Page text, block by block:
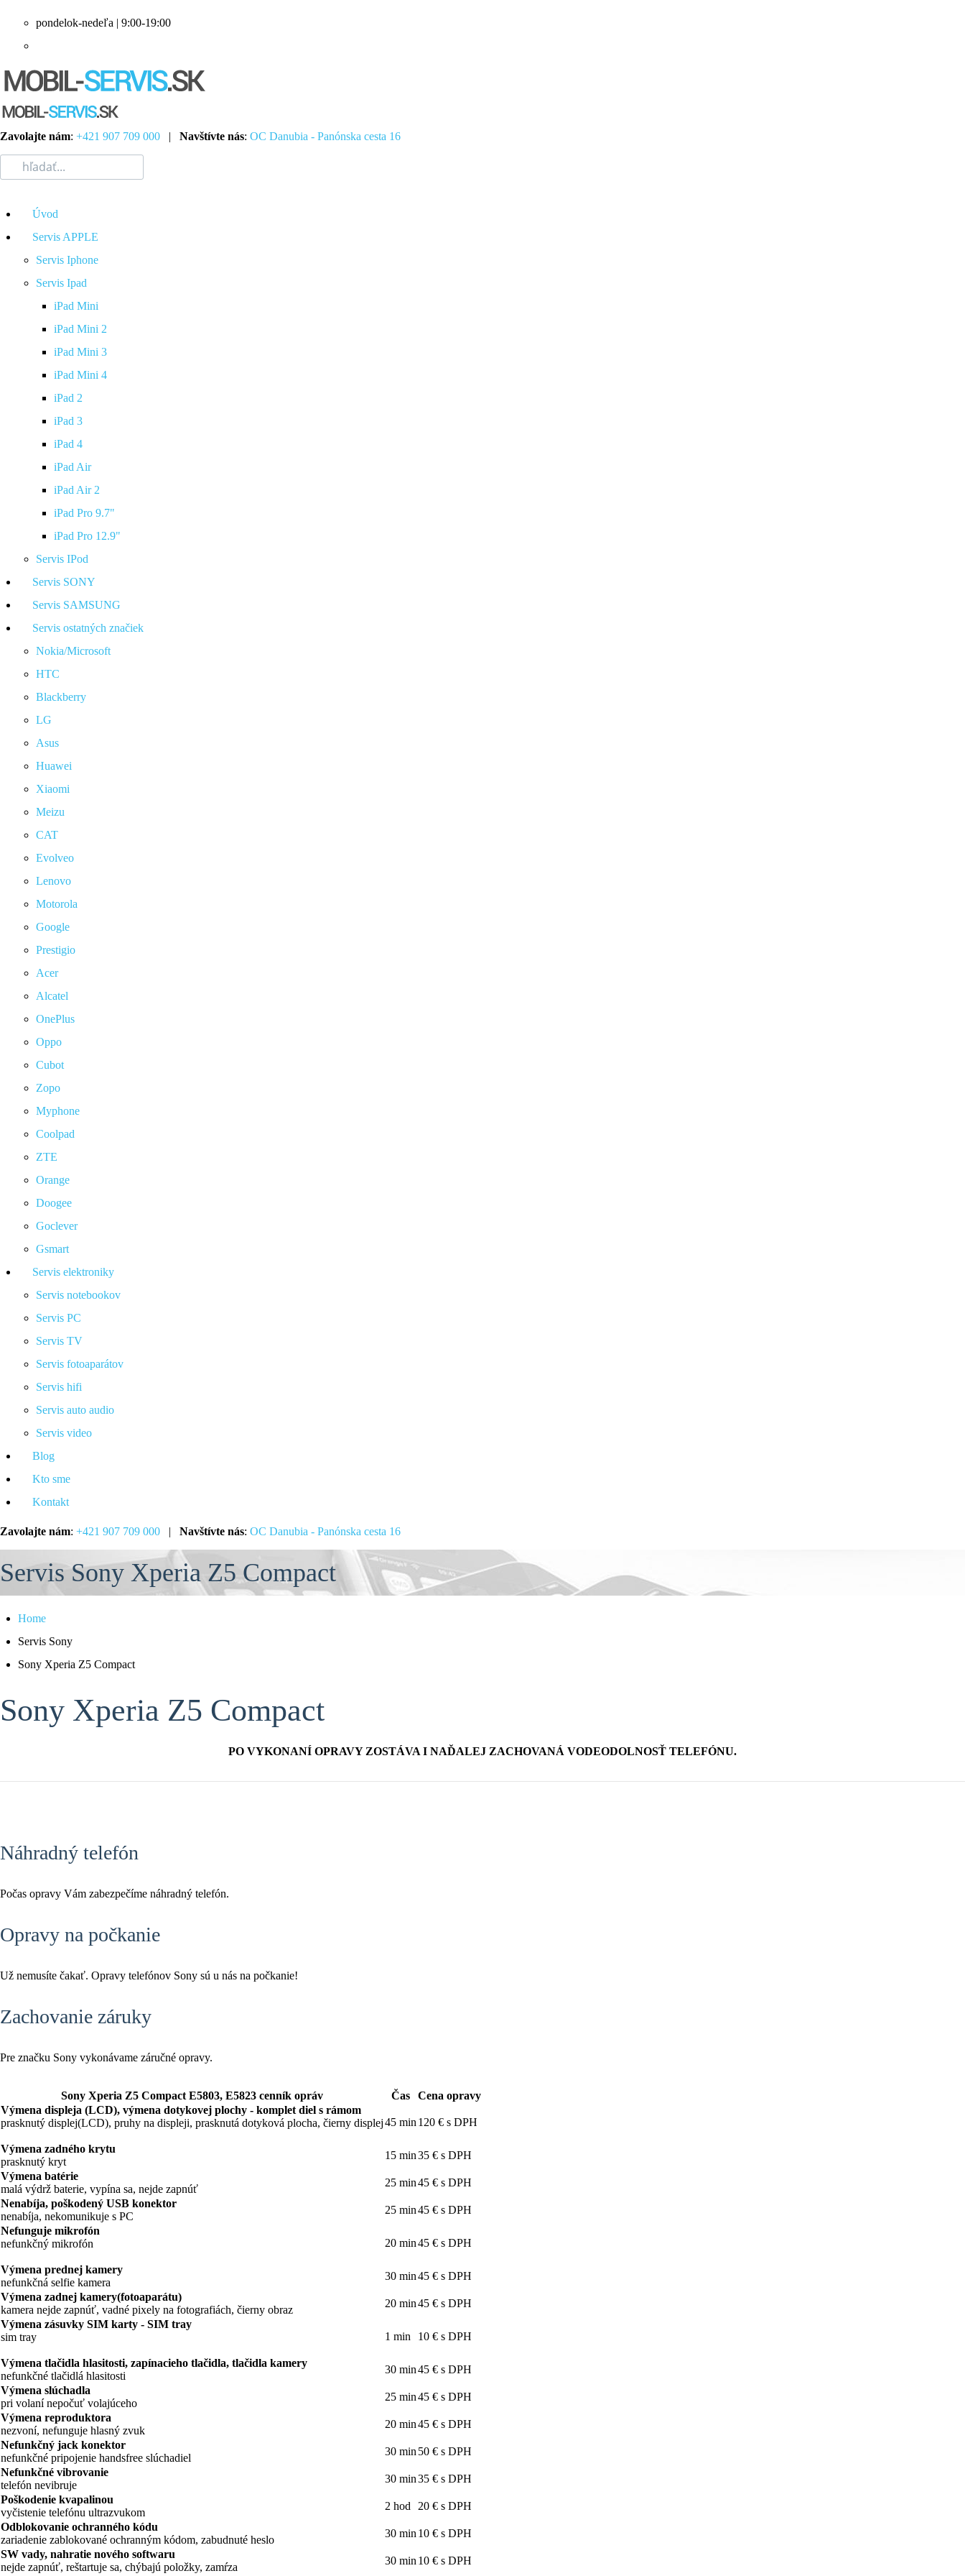
pondelok-nedeľa | 9:00-19:00
Zavolajte nám: +421 907 709 000 | Navštívte nás: OC Danubia - Panónska cesta 16
Úvod
Servis APPLE
Servis Iphone
Servis Ipad
iPad Mini
iPad Mini 2
iPad Mini 3
iPad Mini 4
iPad 2
iPad 3
iPad 4
iPad Air
iPad Air 2
iPad Pro 9.7"
iPad Pro 12.9"
Servis IPod
Servis SONY
Servis SAMSUNG
Servis ostatných značiek
Nokia/Microsoft
HTC
Blackberry
LG
Asus
Huawei
Xiaomi
Meizu
CAT
Evolveo
Lenovo
Motorola
Google
Prestigio
Acer
Alcatel
OnePlus
Oppo
Cubot
Zopo
Myphone
Coolpad
ZTE
Orange
Doogee
Goclever
Gsmart
Servis elektroniky
Servis notebookov
Servis PC
Servis TV
Servis fotoaparátov
Servis hifi
Servis auto audio
Servis video
Blog
Kto sme
Kontakt
Zavolajte nám: +421 907 709 000 | Navštívte nás: OC Danubia - Panónska cesta 16
Servis Sony Xperia Z5 Compact
Home
Servis Sony
Sony Xperia Z5 Compact
Sony Xperia Z5 Compact
PO VYKONANÍ OPRAVY ZOSTÁVA I NAĎALEJ ZACHOVANÁ VODEODOLNOSŤ TELEFÓNU.
Náhradný telefón
Počas opravy Vám zabezpečíme náhradný telefón.
Opravy na počkanie
Už nemusíte čakať. Opravy telefónov Sony sú u nás na počkanie!
Zachovanie záruky
Pre značku Sony vykonávame záručné opravy.
Sony Xperia Z5 Compact E5803, E5823 cenník opráv Čas
Cena opravy
Výmena displeja (LCD), výmena dotykovej plochy - komplet diel s rámom
prasknutý displej(LCD), pruhy na displeji, prasknutá dotyková plocha, čierny displej45 min 120 € s DPH
Výmena zadného krytu
prasknutý kryt
15 min35 € s DPH
Výmena batérie
malá výdrž baterie, vypína sa, nejde zapnúť
25 min45 € s DPH
Nenabíja, poškodený USB konektor
nenabíja, nekomunikuje s PC
25 min45 € s DPH
Nefunguje mikrofón
nefunkčný mikrofón
20 min45 € s DPH
Výmena prednej kamery
nefunkčná selfie kamera
30 min45 € s DPH
Výmena zadnej kamery(fotoaparátu)
kamera nejde zapnúť, vadné pixely na fotografiách, čierny obraz
20 min45 € s DPH
Výmena zásuvky SIM karty - SIM tray
sim tray
1 min 10 € s DPH
Výmena tlačidla hlasitosti, zapínacieho tlačidla, tlačidla kamery
nefunkčné tlačidlá hlasitosti
30 min45 € s DPH
Výmena slúchadla
pri volaní nepočuť volajúceho
25 min45 € s DPH
Výmena reproduktora
nezvoní, nefunguje hlasný zvuk
20 min45 € s DPH
Nefunkčný jack konektor
nefunkčné pripojenie handsfree slúchadiel
30 min 50 € s DPH
Nefunkčné vibrovanie
telefón nevibruje
30 min35 € s DPH
Poškodenie kvapalinou
vyčistenie telefónu ultrazvukom
2 hod
20 € s DPH
Odblokovanie ochranného kódu
zariadenie zablokované ochranným kódom, zabudnuté heslo
30 min 10 € s DPH
SW vady, nahratie nového softwaru
nejde zapnúť, reštartuje sa, chýbajú položky, zamŕza
30 min 10 € s DPH